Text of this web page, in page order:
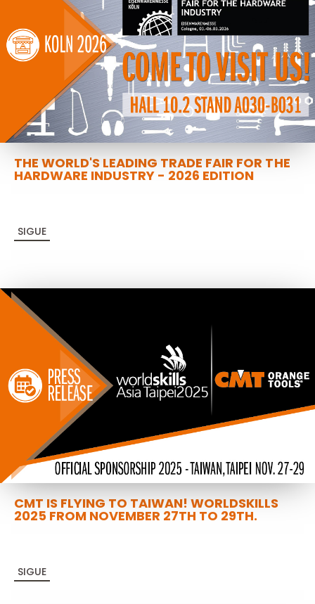
THE WORLD'S LEADING TRADE FAIR FOR THE
HARDWARE INDUSTRY - 2026 EDITION
SIGUE
CMT IS FLYING TO TAIWAN! WORLDSKILLS
2025 FROM NOVEMBER 27TH TO 29TH.
SIGUE